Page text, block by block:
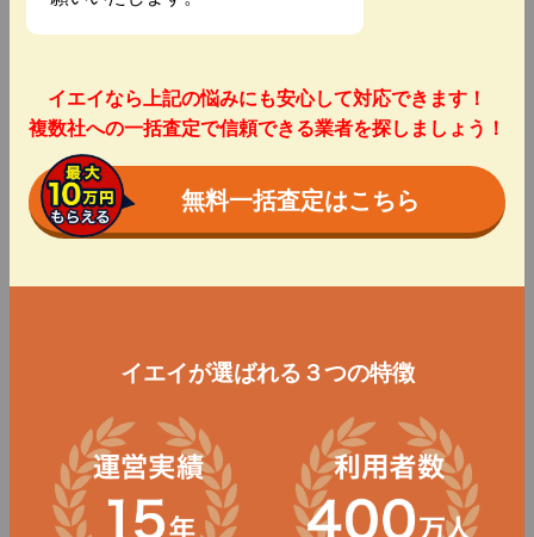
イエイなら上記の悩みにも安心して対応できます！
複数社への一括査定で信頼できる業者を探しましょう！
無料一括査定はこちら
イエイが選ばれる３つの特徴